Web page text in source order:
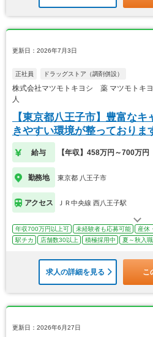
更新日：2026年7月3日
正社員 ドラッグストア（調剤併設）
株式会社マツモトキヨシ 薬 マツモトキ
人
【東京都八王子市】豊富な
きやすい環境が整っておりま
給与 【年収】458万円～700万円
勤務地 東京都 八王子市
アクセス ＪＲ中央線 西八王子駅
年収700万円以上可 未経験者も応募可能 産休
駅チカ
店舗数30以上 積極採用中 夏～秋入
求人の詳細を見る こ
更新日：2026年6月27日